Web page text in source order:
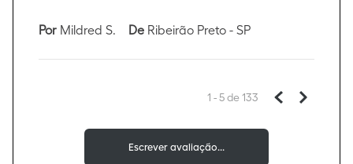
Por Mildred S. De Ribeirão Preto - SP
1 - 5de 133